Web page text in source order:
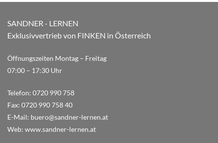
SANDNER - LERNEN
Exklusivvertrieb von FINKEN in Österreich
Öffnungszeiten Montag – Freitag
07:00 – 17:30 Uhr
Telefon: 0720 990 758
Fax: 0720 990 758 40
E-Mail: buero@sandner-lernen.at
Web: www.sandner-lernen.at